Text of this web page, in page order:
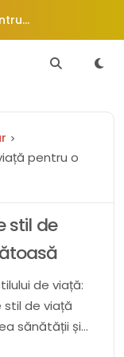
să vă
comune ale
cadouri DIY
pentru o
stil de
de viață:
de viață
sănătății și